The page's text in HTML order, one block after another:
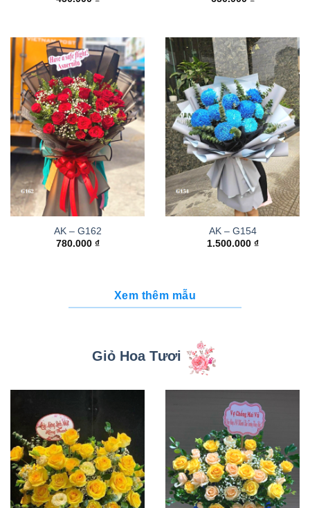
AK – G162
780.000 ₫
AK – G154
1.500.000 ₫
Xem thêm mẫu
Giỏ Hoa Tươi